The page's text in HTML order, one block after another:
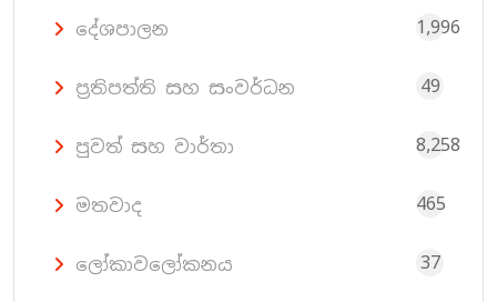
දේශපාලන 1,996
ප්‍රතිපත්ති සහ සංවර්ධන 49
පුවත් සහ වාර්තා 8,258
මතවාද 465
ලෝකාවලෝකනය 37